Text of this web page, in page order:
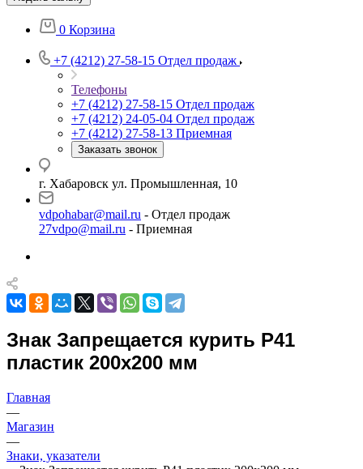
0 Корзина
+7 (4212) 27-58-15 Отдел продаж
Телефоны
+7 (4212) 27-58-15 Отдел продаж
+7 (4212) 24-05-04 Отдел продаж
+7 (4212) 27-58-13 Приемная
Заказать звонок
г. Хабаровск ул. Промышленная, 10
vdpohabar@mail.ru - Отдел продаж
27vdpo@mail.ru - Приемная
Знак Запрещается курить Р41
пластик 200х200 мм
Главная
—
Магазин
—
Знаки, указатели